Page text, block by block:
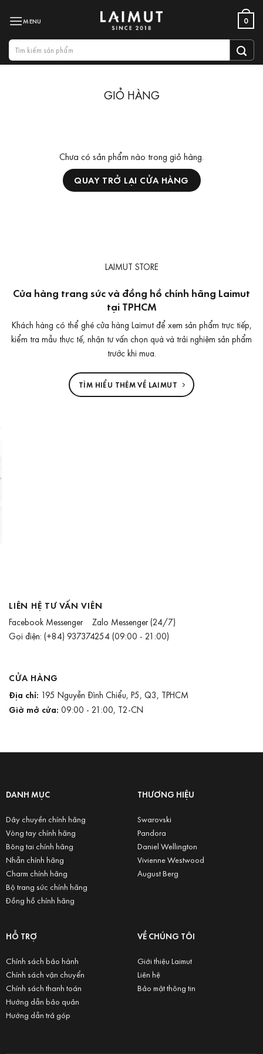
qua
nội
dung
0
Tìm
kiếm:
GIỎ HÀNG
Chưa có sản phẩm nào trong giỏ hàng.
QUAY TRỞ LẠI CỬA HÀNG
LAIMUT STORE
Cửa hàng trang sức và đồng hồ chính hãng Laimut
tại TPHCM
Khách hàng có thể ghé cửa hàng Laimut để xem sản phẩm trực tiếp,
kiểm tra mẫu thực tế, nhận tư vấn chọn quà và trải nghiệm sản phẩm
trước khi mua.
TÌM HIỂU THÊM VỀ LAIMUT
LIÊN HỆ TƯ VẤN VIÊN
Facebook Messenger Zalo Messenger(24/7)
Gọi điện: (+84) 937374254(09:00 - 21:00)
CỬA HÀNG
Địa chỉ: 195 Nguyễn Đình Chiểu, P5, Q3, TPHCM
Giờ mở cửa: 09:00 - 21:00, T2-CN
DANH MỤC
Dây chuyền chính hãng
Vòng tay chính hãng
Bông tai chính hãng
Nhẫn chính hãng
Charm chính hãng
Bộ trang sức chính hãng
Đồng hồ chính hãng
THƯƠNG HIỆU
Swarovski
Pandora
Daniel Wellington
Vivienne Westwood
August Berg
HỖ TRỢ
Chính sách bảo hành
Chính sách vận chuyển
Chính sách thanh toán
Hướng dẫn bảo quản
Hướng dẫn trả góp
VỀ CHÚNG TÔI
Giới thiệu Laimut
Liên hệ
Bảo mật thông tin